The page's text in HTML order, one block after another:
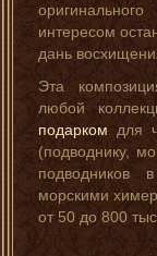
интересом
дань
Эта
любой
подарком для
(подводнику,
подводников
морскими
от 50 до 800